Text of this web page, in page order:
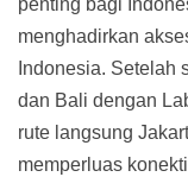
penting bagi
menghadirkan
Indonesia. Setelah
dan Bali dengan
rute langsung
memperluas